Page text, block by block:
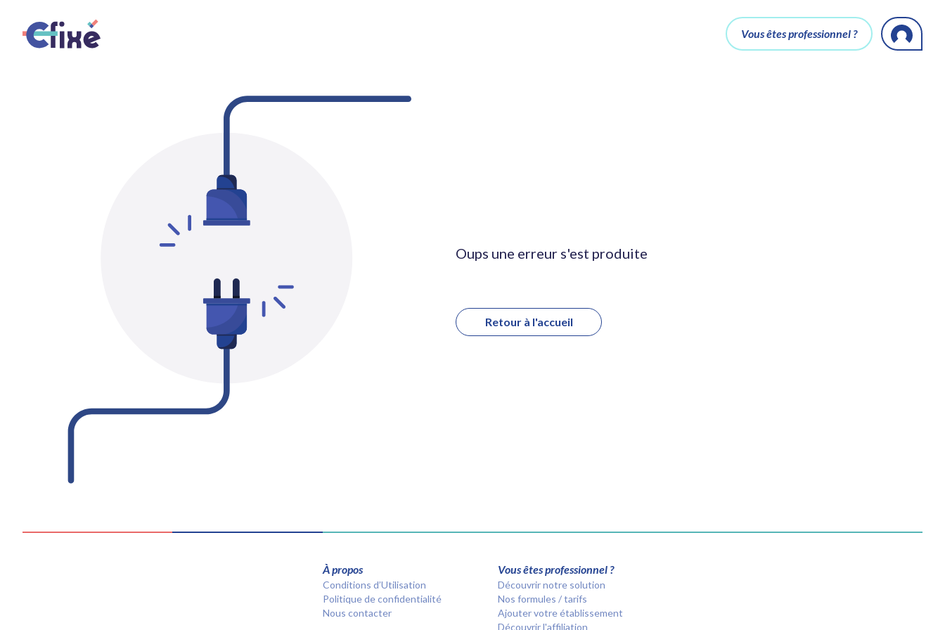
Vous êtes professionnel ?
Oups une erreur s'est produite
Retour à l'accueil
À propos
Conditions d’Utilisation
Politique de confidentialité
Nous contacter
Vous êtes professionnel ?
Découvrir notre solution
Nos formules / tarifs
Ajouter votre établissement
Découvrir l'affiliation